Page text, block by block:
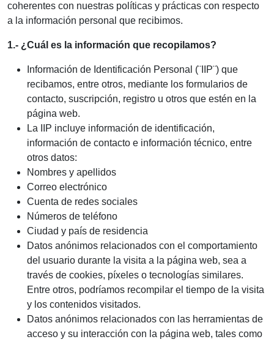
coherentes con nuestras políticas y prácticas con respecto
a la información personal que recibimos.
1.- ¿Cuál es la información que recopilamos?
Información de Identificación Personal (¨IIP¨) que
recibamos, entre otros, mediante los formularios de
contacto, suscripción, registro u otros que estén en la
página web.
La IIP incluye información de identificación,
información de contacto e información técnico, entre
otros datos:
Nombres y apellidos
Correo electrónico
Cuenta de redes sociales
Números de teléfono
Ciudad y país de residencia
Datos anónimos relacionados con el comportamiento
del usuario durante la visita a la página web, sea a
través de cookies, píxeles o tecnologías similares.
Entre otros, podríamos recompilar el tiempo de la visita
y los contenidos visitados.
Datos anónimos relacionados con las herramientas de
acceso y su interacción con la página web, tales como